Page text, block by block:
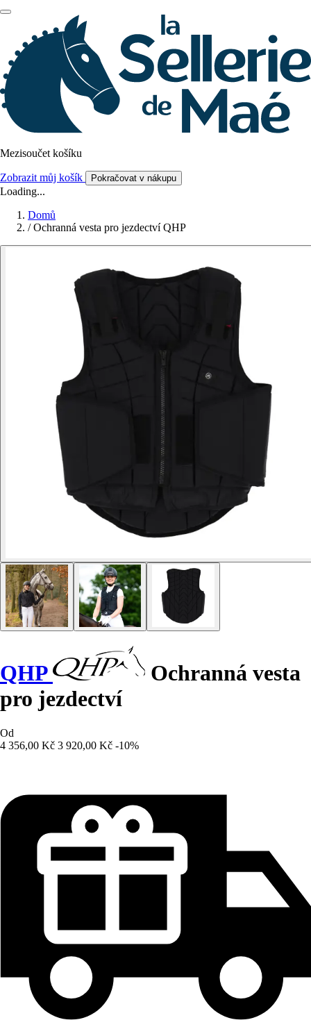
Mezisoučet košíku
Zobrazit můj košík Pokračovat v nákupu
Loading...
Domů
/ Ochranná vesta pro jezdectví QHP
QHP
Ochranná vesta
pro jezdectví
Od
4 356,00 Kč 3 920,00 Kč -10%